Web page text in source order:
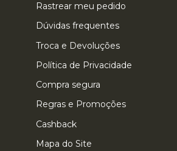
Rastrear meu pedido
Dúvidas frequentes
Troca e Devoluções
Política de Privacidade
Compra segura
Regras e Promoções
Cashback
Mapa do Site